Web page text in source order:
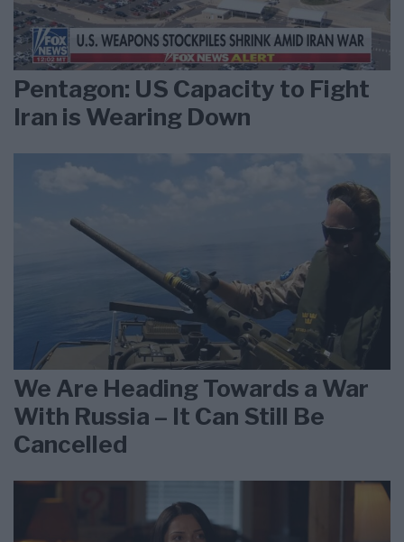
Pentagon: US Capacity to Fight
Iran is Wearing Down
We Are Heading Towards a War
With Russia – It Can Still Be
Cancelled